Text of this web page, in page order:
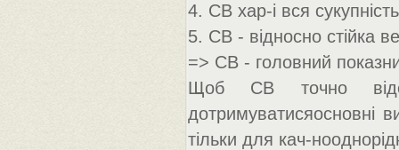
4. СВ хар-і вся
5. СВ - відносно стійка
=> СВ - головний
Щоб СВ точно
дотримуватисяосновні
тільки для кач-